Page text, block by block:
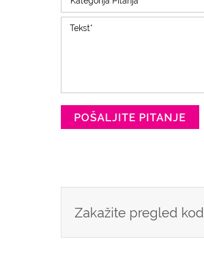
POŠALJITE PITANJE
Zakažite pregled kod